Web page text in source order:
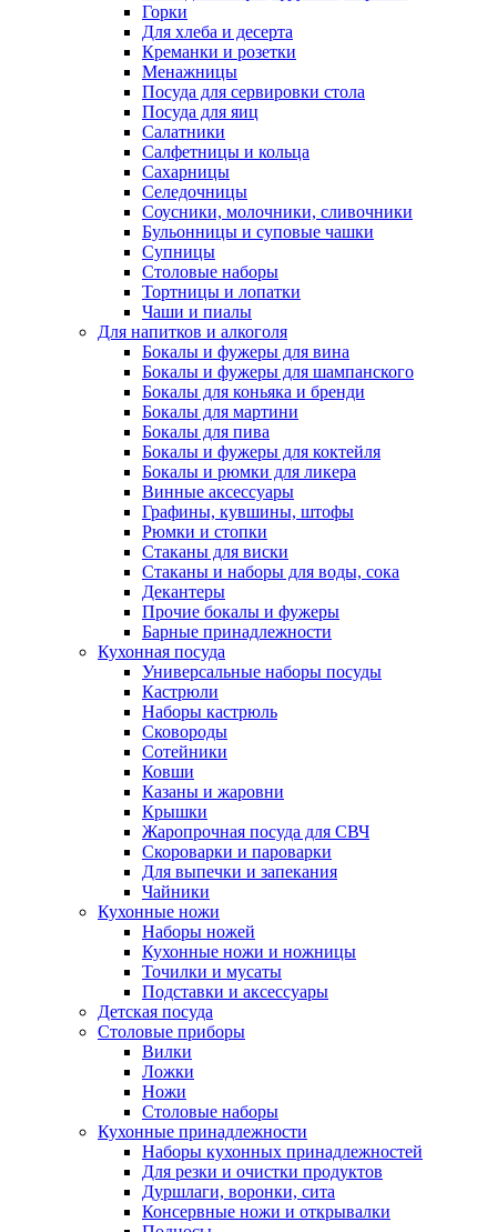
Горки
Для хлеба и десерта
Креманки и розетки
Менажницы
Посуда для сервировки стола
Посуда для яиц
Салатники
Салфетницы и кольца
Сахарницы
Селедочницы
Соусники, молочники, сливочники
Бульонницы и суповые чашки
Супницы
Столовые наборы
Тортницы и лопатки
Чаши и пиалы
Для напитков и алкоголя
Бокалы и фужеры для вина
Бокалы и фужеры для шампанского
Бокалы для коньяка и бренди
Бокалы для мартини
Бокалы для пива
Бокалы и фужеры для коктейля
Бокалы и рюмки для ликера
Винные аксессуары
Графины, кувшины, штофы
Рюмки и стопки
Стаканы для виски
Стаканы и наборы для воды, сока
Декантеры
Прочие бокалы и фужеры
Барные принадлежности
Кухонная посуда
Универсальные наборы посуды
Кастрюли
Наборы кастрюль
Сковороды
Сотейники
Ковши
Казаны и жаровни
Крышки
Жаропрочная посуда для СВЧ
Скороварки и пароварки
Для выпечки и запекания
Чайники
Кухонные ножи
Наборы ножей
Кухонные ножи и ножницы
Точилки и мусаты
Подставки и аксессуары
Детская посуда
Столовые приборы
Вилки
Ложки
Ножи
Столовые наборы
Кухонные принадлежности
Наборы кухонных принадлежностей
Для резки и очистки продуктов
Дуршлаги, воронки, сита
Консервные ножи и открывалки